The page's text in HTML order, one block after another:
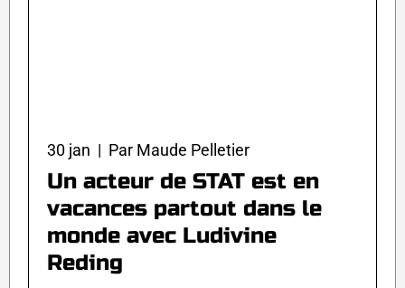
30 jan | Par Maude Pelletier
Un acteur de STAT est en
vacances partout dans le
monde avec Ludivine
Reding